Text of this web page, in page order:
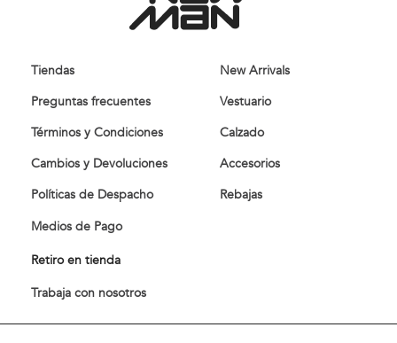
Tiendas
Preguntas frecuentes
Términos y Condiciones
Cambios y Devoluciones
Políticas de Despacho
Medios de Pago
Retiro en tienda
Trabaja con nosotros
New Arrivals
Vestuario
Calzado
Accesorios
Rebajas